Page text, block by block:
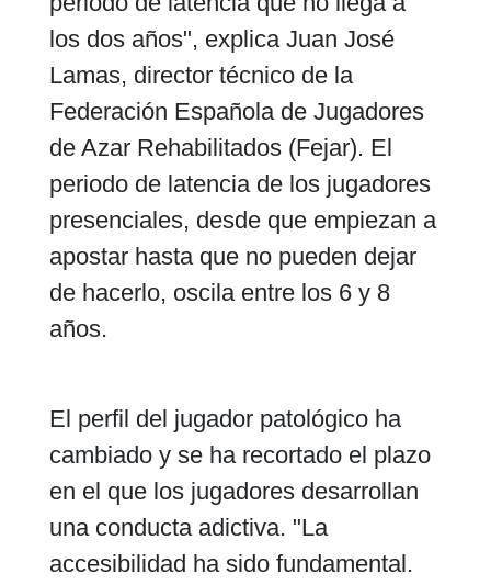
los dos años", explica Juan José
Lamas, director técnico de la
Federación Española de Jugadores
de Azar Rehabilitados (Fejar). El
periodo de latencia de los jugadores
presenciales, desde que empiezan a
apostar hasta que no pueden dejar
de hacerlo, oscila entre los 6 y 8
años.
El perfil del jugador patológico ha
cambiado y se ha recortado el plazo
en el que los jugadores desarrollan
una conducta adictiva. "La
accesibilidad ha sido fundamental.